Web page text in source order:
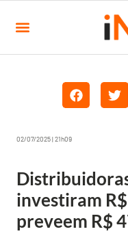
02/07/2025 | 21h09
investiram
preveem R$